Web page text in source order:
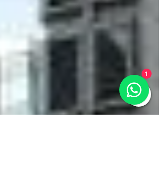
empresa de construção
O ICE destacou na última semana a
do brasileiro John Lenon Sena Rosa em
Massachusetts para justificar a ação em
expulsar "os piores elementos" dos
Estados Unidos e coloca na mira a
1